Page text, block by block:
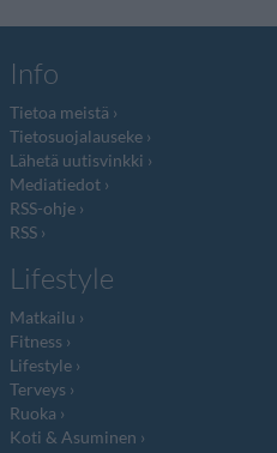
Info
Tietoa meistä
Tietosuojalauseke
Lähetä uutisvinkki
Mediatiedot
RSS-ohje
RSS
Lifestyle
Matkailu
Fitness
Lifestyle
Terveys
Ruoka
Koti & Asuminen